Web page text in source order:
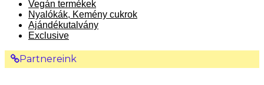
Vegán termékek
Nyalókák, Kemény cukrok
Ajándékutalvány
Exclusive
Partnereink